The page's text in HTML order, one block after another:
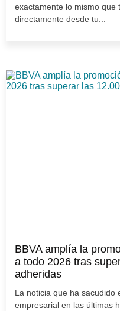
exactamente lo mismo que
directamente desde tu...
BBVA amplía la
a todo 2026 tras
adheridas
La noticia que ha sacudido
empresarial en las últimas